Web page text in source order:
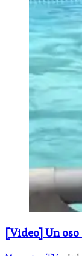
[Video] Un